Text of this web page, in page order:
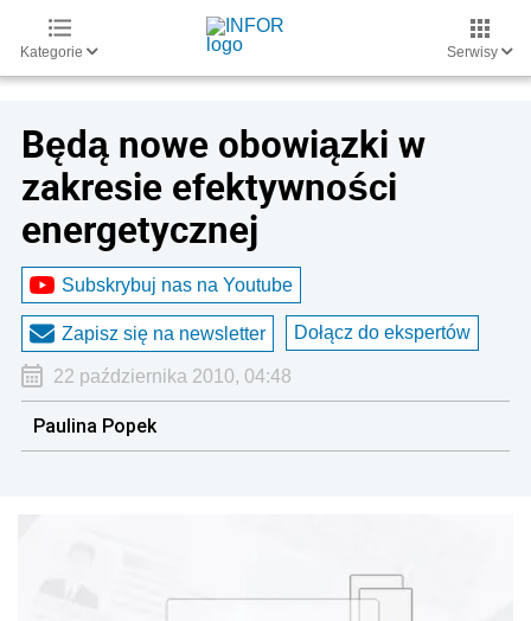
Kategorie Serwisy
Będą nowe obowiązki w
zakresie efektywności
energetycznej
Subskrybuj nas na Youtube
Zapisz się na newsletter Dołącz do ekspertów
22 października 2010, 04:48
Paulina Popek